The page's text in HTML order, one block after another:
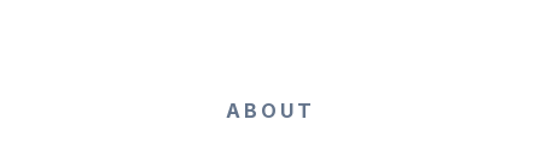
ABOUT